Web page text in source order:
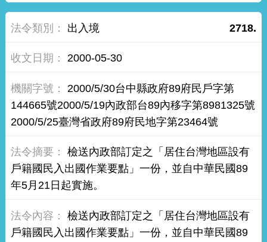
2718.
出入境
2000-05-30
2000/5/30台中縣政府89府民戶字第
144665號2000/5/19內政部台89內移字第8981325號
2000/5/25臺灣省政府89府民地字第23464號
檢送內政部訂定之「居住台灣地區設有
戶籍國民入出國作業要點」一份，並自中華民國89
年5月21日起實施。
檢送內政部訂定之「居住台灣地區設有
戶籍國民入出國作業要點」一份，並自中華民國89